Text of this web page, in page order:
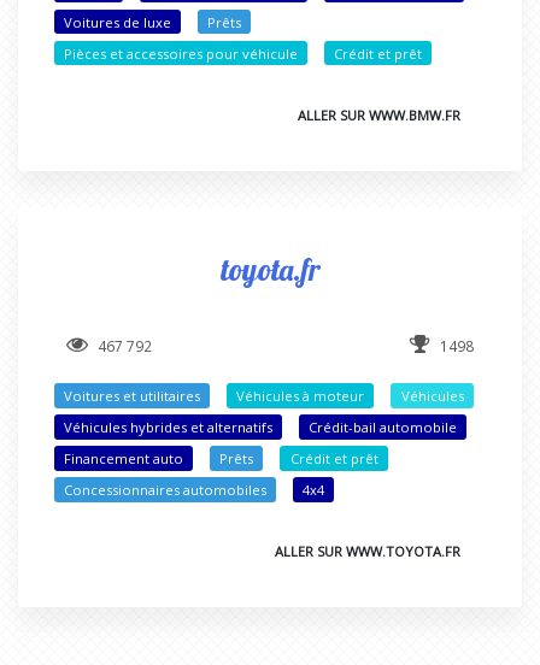
Voitures de luxe
Prêts
Pièces et accessoires pour véhicule
Crédit et prêt
ALLER SUR WWW.BMW.FR
toyota.fr
467 792 1498
Voitures et utilitaires Véhicules à moteur
Véhicules
Véhicules hybrides et alternatifs
Crédit-bail automobile
Financement auto
Prêts
Crédit et prêt
Concessionnaires automobiles
4x4
ALLER SUR WWW.TOYOTA.FR